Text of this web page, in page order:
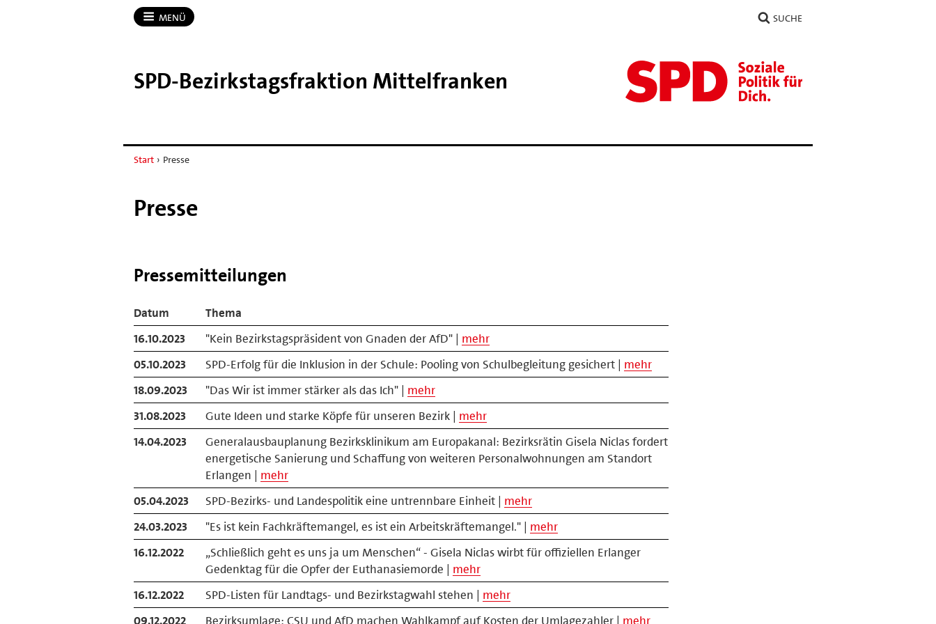
MENÜ SUCHE
SPD-​Bezirkstagsfraktion Mittelfranken
Start › Presse
Presse
Pressemitteilungen
Datum
Thema
16.10.2023
"Kein Bezirkstagspräsident von Gnaden der AfD" | mehr
05.10.2023
SPD-Erfolg für die Inklusion in der Schule: Pooling von Schulbegleitung gesichert | mehr
18.09.2023
"Das Wir ist immer stärker als das Ich" | mehr
31.08.2023
Gute Ideen und starke Köpfe für unseren Bezirk | mehr
14.04.2023
Generalausbauplanung Bezirksklinikum am Europakanal: Bezirksrätin Gisela Niclas fordert
energetische Sanierung und Schaffung von weiteren Personalwohnungen am Standort
Erlangen | mehr
05.04.2023
SPD-Bezirks- und Landespolitik eine untrennbare Einheit | mehr
24.03.2023
"Es ist kein Fachkräftemangel, es ist ein Arbeitskräftemangel." | mehr
16.12.2022
„Schließlich geht es uns ja um Menschen“ - Gisela Niclas wirbt für offiziellen Erlanger
Gedenktag für die Opfer der Euthanasiemorde | mehr
16.12.2022
SPD-Listen für Landtags- und Bezirkstagwahl stehen | mehr
09.12.2022
Bezirksumlage: CSU und AfD machen Wahlkampf auf Kosten der Umlagezahler | mehr